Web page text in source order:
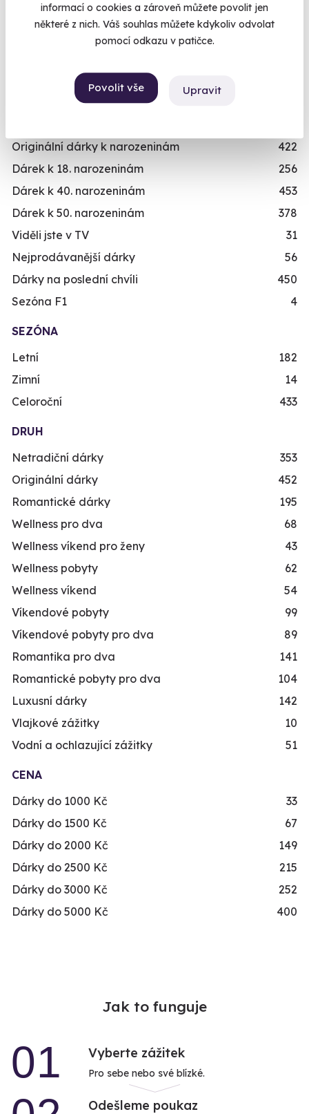
informací o cookies a zároveň můžete povolit jen
některé z nich. Váš souhlas můžete kdykoliv odvolat
pomocí odkazu v patičce.
Povolit vše Upravit
Chcete rezervovat termín?
Objednat poukaz
rezervujte vy nebo obdarovaný později.
Již mám poukaz
PŘILEŽITOST
Dárky k narozeninám
Dárky k výročí
Originální dárky k narozeninám
422
Dárek k 18. narozeninám
256
Dárek k 40. narozeninám
453
Dárek k 50. narozeninám
378
Viděli jste v TV
31
Nejprodávanější dárky
56
Dárky na poslední chvíli
450
Sezóna F1
4
SEZÓNA
Letní
182
Zimní
14
Celoroční
433
DRUH
Netradiční dárky
353
Originální dárky
452
Romantické dárky
195
Wellness pro dva
68
Wellness víkend pro ženy
43
Wellness pobyty
62
Wellness víkend
54
Víkendové pobyty
99
Víkendové pobyty pro dva
89
Romantika pro dva
141
Romantické pobyty pro dva
104
Luxusní dárky
142
Vlajkové zážitky
10
Vodní a ochlazující zážitky
51
CENA
Dárky do 1000 Kč
33
Dárky do 1500 Kč
67
Dárky do 2000 Kč
149
Dárky do 2500 Kč
215
Dárky do 3000 Kč
252
Dárky do 5000 Kč
400
Jak to funguje
01 Vyberte zážitek
Pro sebe nebo své blízké.
Odešleme poukaz